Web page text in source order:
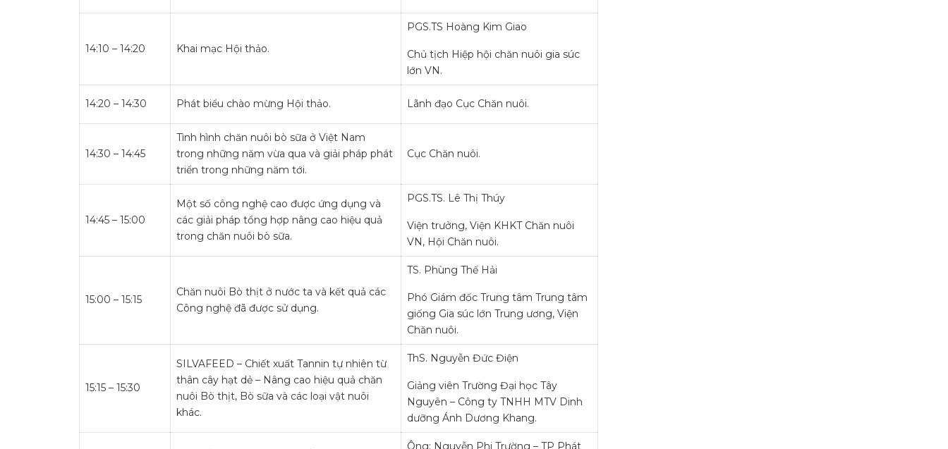
14:10 – 14:20 Khai mạc Hội thảo.
PGS.TS Hoàng Kim Giao
Chủ tịch Hiệp hội chăn nuôi gia súc
lớn VN.
14:20 – 14:30 Phát biểu chào mừng Hội thảo. Lãnh đạo Cục Chăn nuôi.
14:30 – 14:45
Tình hình chăn nuôi bò sữa ở Việt Nam
trong những năm vừa qua và giải pháp phát
triển trong những năm tới.
Cục Chăn nuôi.
14:45 – 15:00
Một số công nghệ cao được ứng dụng và
các giải pháp tổng hợp nâng cao hiệu quả
trong chăn nuôi bò sữa.
PGS.TS. Lê Thị Thúy
Viện trưởng, Viện KHKT Chăn nuôi
VN, Hội Chăn nuôi.
15:00 – 15:15
Chăn nuôi Bò thịt ở nước ta và kết quả các
Công nghệ đã được sử dụng.
TS. Phùng Thế Hải
Phó Giám đốc Trung tâm Trung tâm
giống Gia súc lớn Trung ương, Viện
Chăn nuôi.
15:15 – 15:30
SILVAFEED – Chiết xuất Tannin tự nhiên từ
thân cây hạt dẻ – Nâng cao hiệu quả chăn
nuôi Bò thịt, Bò sữa và các loại vật nuôi
khác.
ThS. Nguyễn Đức Điện
Giảng viên Trường Đại học Tây
Nguyên – Công ty TNHH MTV Dinh
dưỡng Ánh Dương Khang.
Ông: Nguyễn Phi Trường – TP Phát